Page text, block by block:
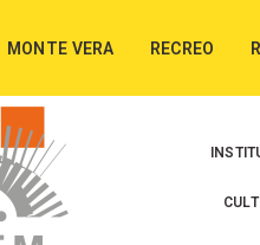
MONTE VERA RECREO